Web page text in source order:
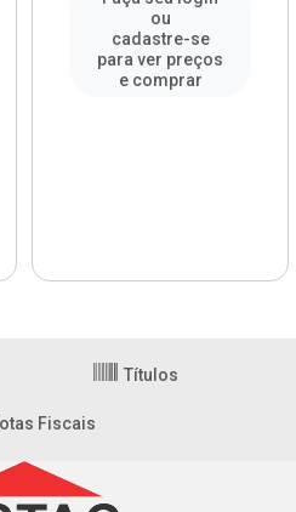
ou
cadastre-se
para ver preços
e comprar
Títulos
Fiscais